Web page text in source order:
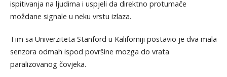
ispitivanja na ljudima i uspjeli da direktno protumače
moždane signale u neku vrstu izlaza.
Tim sa Univerziteta Stanford u Kaliforniji postavio je dva mala
senzora odmah ispod površine mozga do vrata
paralizovanog čovjeka.